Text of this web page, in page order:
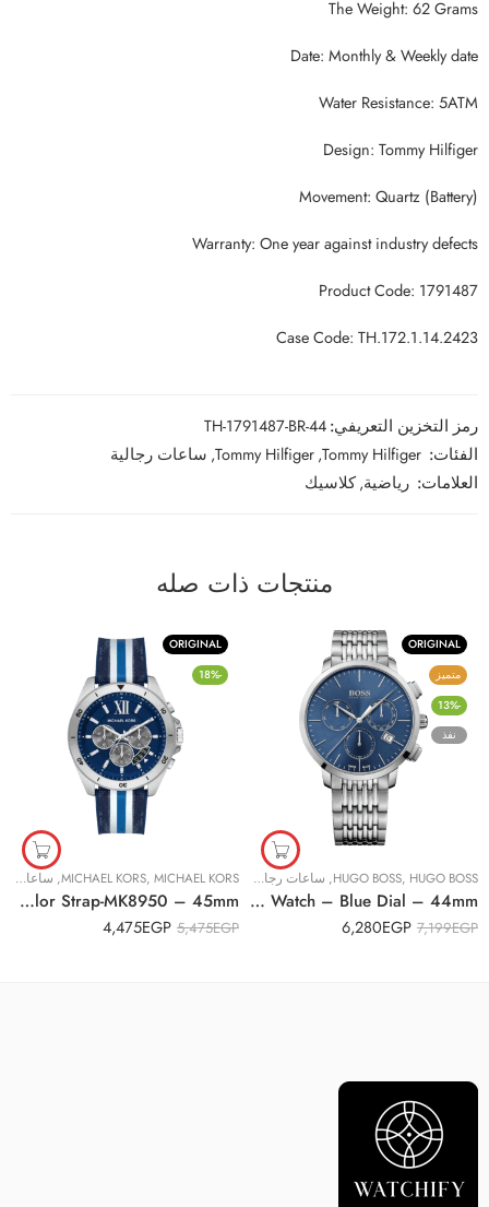
The Weight: 62 Grams
Date: Monthly & Weekly date
Water Resistance: 5ATM
Design: Tommy Hilfiger
Movement: Quartz (Battery)
Warranty: One year against industry defects
Product Code: 1791487
Case Code: TH.172.1.14.2423
رمز التخزين التعريفي:TH-1791487-BR-44
الفئات: Tommy Hilfiger
,
Tommy Hilfiger
, ساعات رجالية
العلامات: رياضية,كلاسيك
منتجات ذات صله
ORIGINAL
متميز
-13%
نفذ
HUGO BOSS, HUGO BOSS
, ساعات رجالية
Original Hugo Boss 1513269 Chronograph Stainless Steel Quartz Watch – Blue Dial – 44mm
7,199EGP
6,280EGP
ORIGINAL
-18%
MICHAEL KORS, MICHAEL KORS
, ساعات رجالية
Original Michael Kors Watch for Men, Quartz Movement, Analog Display, Multicolor Multicolor Strap-MK8950 – 45mm
5,475EGP
4,475EGP